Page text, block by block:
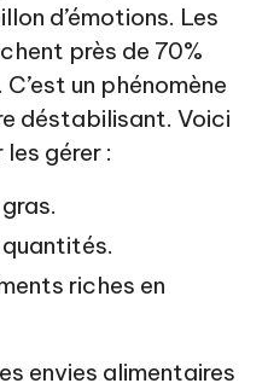
d’émotions. Les
près de 70%
un phénomène
déstabilisant. Voici
gérer :
riches en
envies alimentaires